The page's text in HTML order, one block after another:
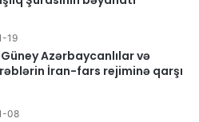
19
Azərbaycanlılar və
İran-fars rejiminə qarşı
08